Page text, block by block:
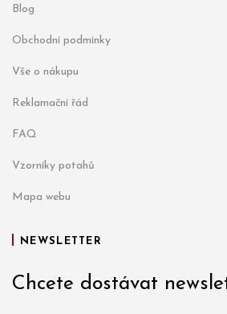
Blog
Obchodní podmínky
Vše o nákupu
Reklamační řád
FAQ
Vzorníky potahů
Mapa webu
NEWSLETTER
Chcete dostávat